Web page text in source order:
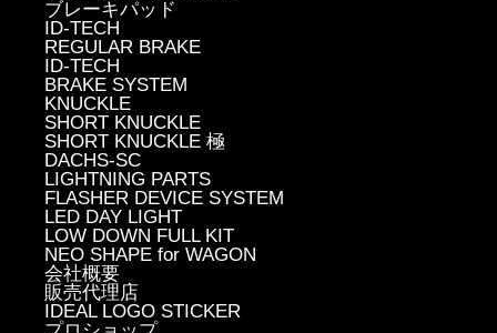
ブレーキパッド
ID-TECH
REGULAR BRAKE
ID-TECH
BRAKE SYSTEM
KNUCKLE
SHORT KNUCKLE
SHORT KNUCKLE 極
DACHS-SC
LIGHTNING PARTS
FLASHER DEVICE SYSTEM
LED DAY LIGHT
LOW DOWN FULL KIT
NEO SHAPE for WAGON
会社概要
販売代理店
IDEAL LOGO STICKER